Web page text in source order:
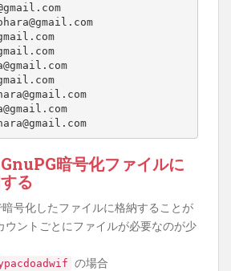
暗号化ファイルに
る
号化したファイルに格納することが
ウントごとにファイルが必要なのが少
の場合